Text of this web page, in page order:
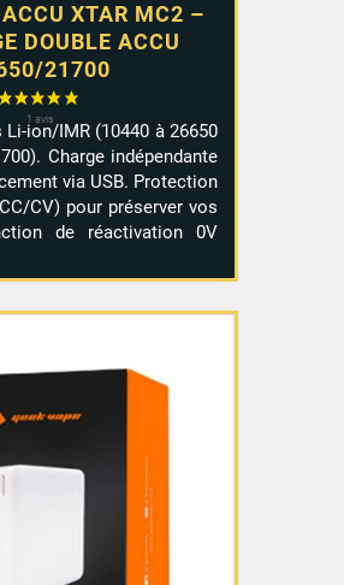
2 avis
XTAR MC2 –
DOUBLE ACCU
21700
Li-ion/IMR (10440 à 26650
Charge indépendante
via USB. Protection
CV) pour préserver vos
de réactivation 0V